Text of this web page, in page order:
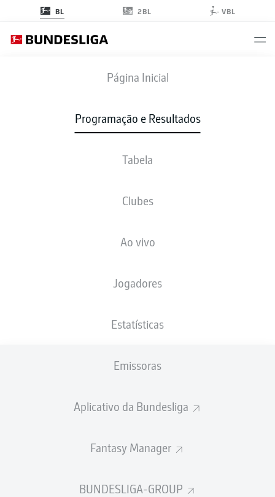
BL 2BL VBL
Página Inicial
Programação e Resultados
Tabela
Clubes
Ao vivo
Jogadores
Estatísticas
Emissoras
Aplicativo da Bundesliga
Fantasy Manager
BUNDESLIGA-GROUP
SCF HSV
ESCALAÇÕES
ter., 12.01.2027 - qui., 14.01.2027
Publicidade